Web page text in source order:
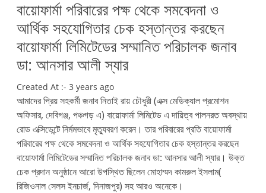
বায়োফার্মা পরিবারের পক্ষ থেকে সমবেদনা ও
আর্থিক সহযোগিতার চেক হস্তান্তর করছেন
বায়োফার্মা লিমিটেডের সম্মানিত পরিচালক জনাব
ডা: আনসার আলী স্যার
Created At :- 3 years ago
আমাদের প্রিয় সহকর্মী জনাব নিতাই রায় চৌধুরী (এক্স মেডিক্যাল প্রমোশন
অফিসার, দেবিগঞ্জ, পঞ্চগড় এ) বায়োফার্মা লিমিটেড এ দায়িত্ব পালনরত অবস্থায়
রোড এক্সিডেন্টে নির্মমভাবে মৃত্যুবরণ করেন। তার পরিবারের প্রতি বায়োফার্মা
পরিবারের পক্ষ থেকে সমবেদনা ও আর্থিক সহযোগিতার চেক হস্তান্তর করছেন
বায়োফার্মা লিমিটেডের সম্মানিত পরিচালক জনাব ডা: আনসার আলী স্যার। উক্ত
চেক প্রদান অনুষ্ঠানে আরো উপস্থিত ছিলেন মোহাম্মদ কামরুল ইসলাম(
রিজিওনাল সেলস ইনচার্জ, দিনাজপুর) সহ আরও অনেকে।